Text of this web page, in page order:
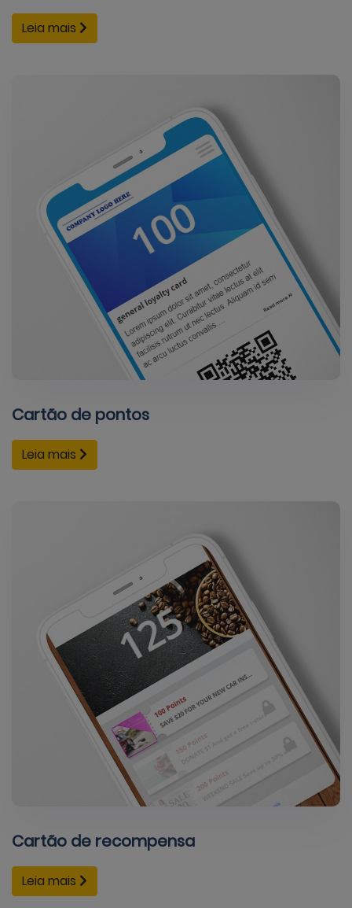
Leia mais
Cartão de pontos
Leia mais
Cartão de recompensa
Leia mais